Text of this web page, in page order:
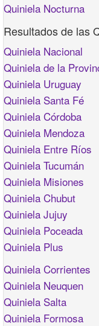
Quiniela Nocturna
Resultados de las
Quiniela Nacional
Quiniela de la
Quiniela Uruguay
Quiniela Santa Fé
Quiniela Córdoba
Quiniela Mendoza
Quiniela Entre Ríos
Quiniela Tucumán
Quiniela Misiones
Quiniela Chubut
Quiniela Jujuy
Quiniela Poceada
Quiniela Plus
Quiniela Corrientes
Quiniela Neuquen
Quiniela Salta
Quiniela Formosa